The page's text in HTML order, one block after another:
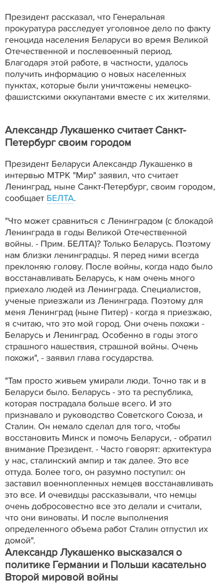
Президент рассказал, что Генеральная
прокуратура расследует уголовное дело по факту
геноцида населения Беларуси во время Великой
Отечественной и послевоенный период.
Благодаря этой работе, в частности, удалось
получить информацию о новых населенных
пунктах, которые были уничтожены немецко-
фашистскими оккупантами вместе с их жителями.
Александр Лукашенко считает Санкт-
Петербург своим городом
Президент Беларуси Александр Лукашенко в
интервью МТРК "Мир" заявил, что считает
Ленинград, ныне Санкт-Петербург, своим городом,
сообщает БЕЛТА.
"Что может сравниться с Ленинградом (с блокадой
Ленинграда в годы Великой Отечественной
войны. - Прим. БЕЛТА)? Только Беларусь. Поэтому
нам близки ленинградцы. Я перед ними всегда
преклоняю голову. После войны, когда надо было
восстанавливать Беларусь, к нам очень много
приехало людей из Ленинграда. Специалистов,
ученые приезжали из Ленинграда. Поэтому для
меня Ленинград (ныне Питер) - когда я приезжаю,
я считаю, что это мой город. Они очень похожи -
Беларусь и Ленинград. Особенно в годы этого
страшного нашествия, страшной войны. Очень
похожи", - заявил глава государства.
"Там просто живьем умирали люди. Точно так и в
Беларуси было. Беларусь - это та республика,
которая пострадала больше всего. И это
признавало и руководство Советского Союза, и
Сталин. Он немало сделал для того, чтобы
восстановить Минск и помочь Беларуси, - обратил
внимание Президент. - Часто говорят: архитектура
у нас, сталинский ампир и так далее. Это все
оттуда. Более того, он разумно поступил: он
заставил военнопленных немцев восстанавливать
это все. И очевидцы рассказывали, что немцы
очень добросовестно все это делали и считали,
что они виноваты. И после выполнения
определенного объема работ Сталин отпустил их
домой".
Александр Лукашенко высказался о
политике Германии и Польши касательно
Второй мировой войны